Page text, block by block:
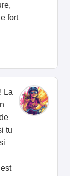
fort
La
tu